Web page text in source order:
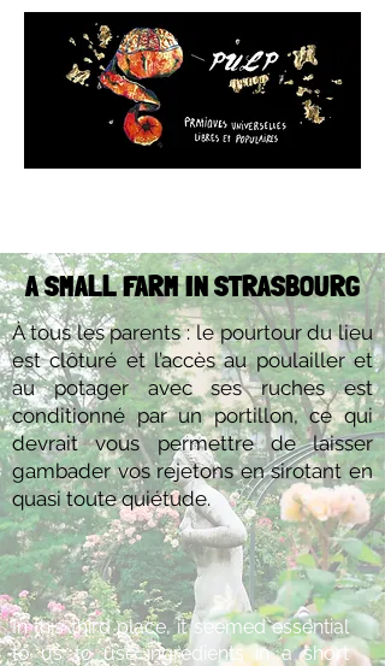
A SMALL FARM IN STRASBOURG
À tous les parents : le pourtour du lieu
est clôturé et l’accès au poulailler et
au potager avec ses ruches est
conditionné par un portillon, ce qui
devrait vous permettre de laisser
gambader vos rejetons en sirotant en
quasi toute quiétude.
In this third place, it seemed essential
to us to use ingredients in a short